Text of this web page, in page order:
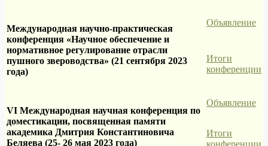
Международная научно-практическая
конференция «Научное обеспечение и
нормативное регулирование отрасли
пушного звероводства» (21 сентября 2023
года)
Объявление
Итоги
конференции
VI Международная научная конференция по
доместикации, посвященная памяти
академика Дмитрия Константиновича
Беляева (25- 26 мая 2023 года)
Объявление
Итоги